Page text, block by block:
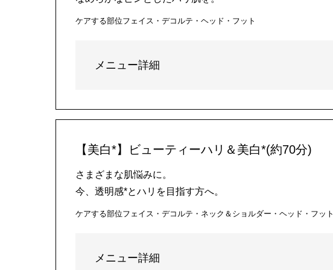
ケアする部位フェイス・デコルテ・ヘッド・フット
メニュー詳細
【美白*】ビューティーハリ＆美白*(約70分)
さまざまな肌悩みに。
今、透明感*とハリを目指す方へ。
ケアする部位フェイス・デコルテ・ネック＆ショルダー・ヘッド・フット
メニュー詳細